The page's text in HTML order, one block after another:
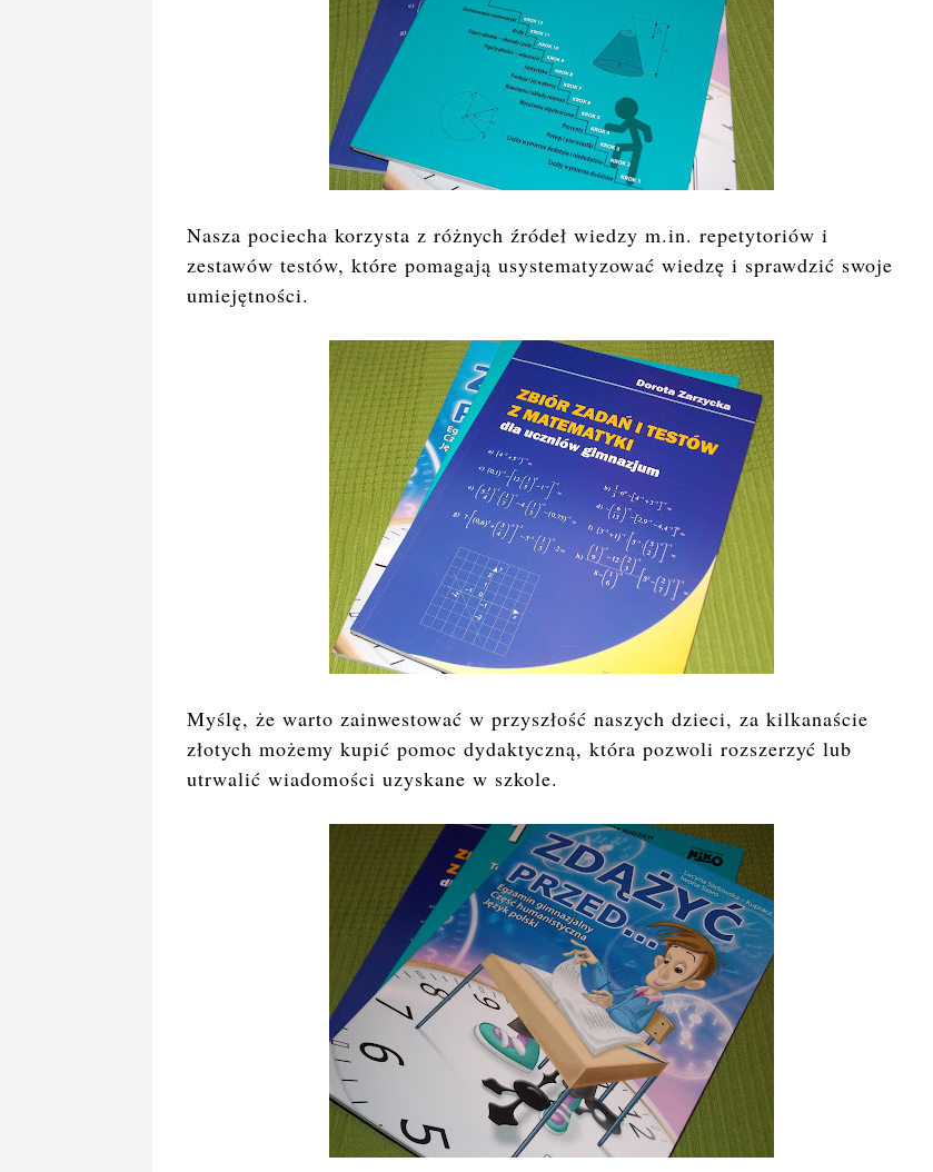
Nasza pociecha korzysta z różnych źródeł wiedzy m.in. repetytoriów i
zestawów testów, które pomagają usystematyzować wiedzę i sprawdzić swoje
umiejętności.
Myślę, że warto zainwestować w przyszłość naszych dzieci, za kilkanaście
złotych możemy kupić pomoc dydaktyczną, która pozwoli rozszerzyć lub
utrwalić wiadomości uzyskane w szkole.